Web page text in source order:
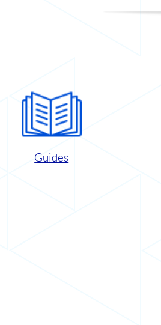
Guides